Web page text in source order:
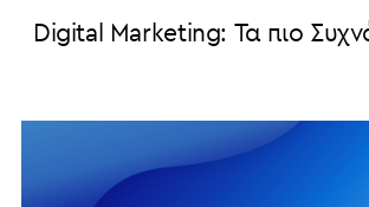
Digital Marketing: Τα πιο